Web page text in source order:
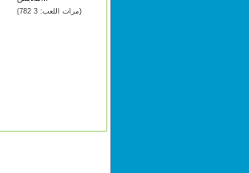
(مرات اللعب: 3 782)